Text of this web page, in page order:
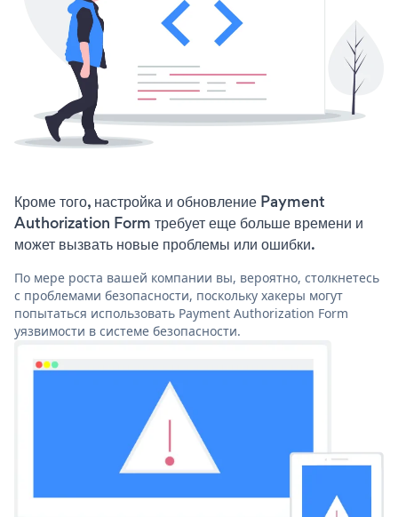
Кроме того, настройка и обновление Payment
Authorization Form требует еще больше времени и
может вызвать новые проблемы или ошибки.
По мере роста вашей компании вы, вероятно, столкнетесь
с проблемами безопасности, поскольку хакеры могут
попытаться использовать Payment Authorization Form
уязвимости в системе безопасности.